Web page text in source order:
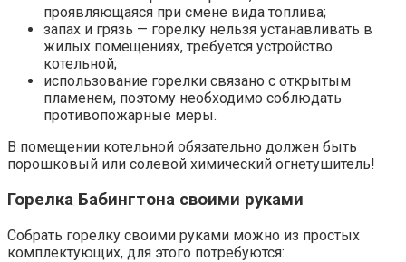
проявляющаяся при смене вида топлива;
запах и грязь — горелку нельзя устанавливать в
жилых помещениях, требуется устройство
котельной;
использование горелки связано с открытым
пламенем, поэтому необходимо соблюдать
противопожарные меры.
В помещении котельной обязательно должен быть
порошковый или солевой химический огнетушитель!
Горелка Бабингтона своими руками
Собрать горелку своими руками можно из простых
комплектующих, для этого потребуются: